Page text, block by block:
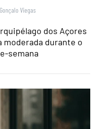
Gonçalo Viegas
dos Açores
moderada durante o
semana